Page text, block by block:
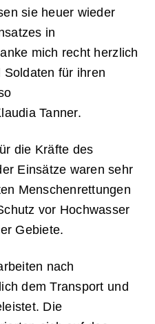
sie heuer wieder
in
mich recht herzlich
Soldaten für ihren
Tanner.
die Kräfte des
Einsätze waren sehr
Menschenrettungen
vor Hochwasser
Gebiete.
nach
dem Transport und
Die